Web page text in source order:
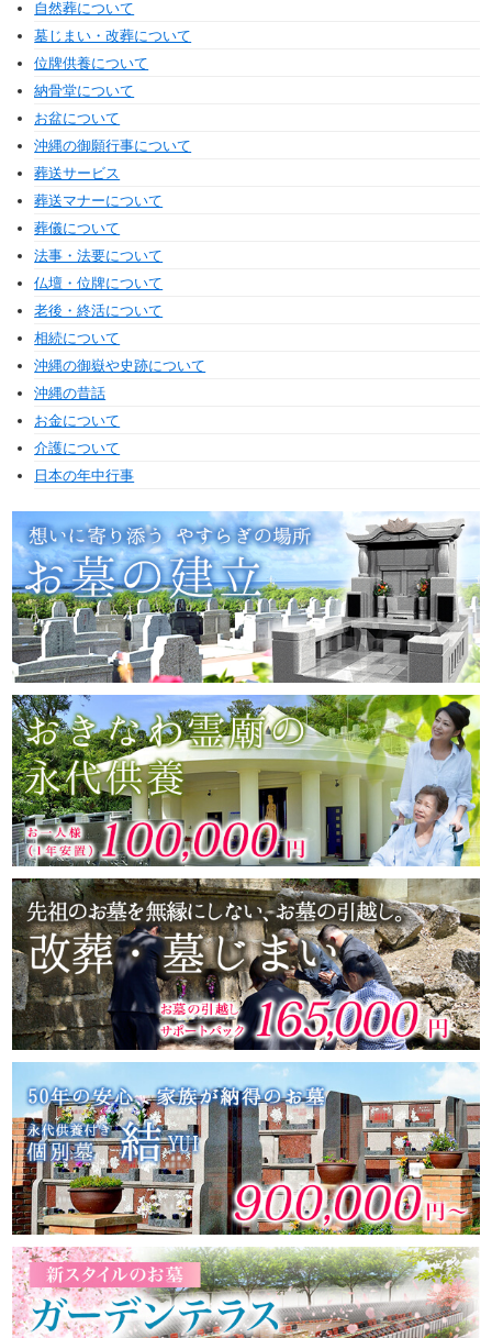
自然葬について
墓じまい・改葬について
位牌供養について
納骨堂について
お盆について
沖縄の御願行事について
葬送サービス
葬送マナーについて
葬儀について
法事・法要について
仏壇・位牌について
老後・終活について
相続について
沖縄の御嶽や史跡について
沖縄の昔話
お金について
介護について
日本の年中行事